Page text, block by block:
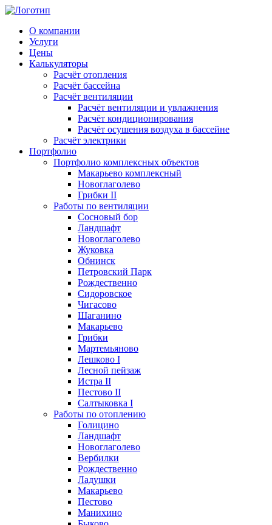
О компании
Услуги
Цены
Калькуляторы
Расчёт отопления
Расчёт бассейна
Расчёт вентиляции
Расчёт вентиляции и увлажнения
Расчёт кондиционирования
Расчёт осушения воздуха в бассейне
Расчёт электрики
Портфолио
Портфолио комплексных объектов
Макарьево комплексный
Новоглаголево
Грибки II
Работы по вентиляции
Сосновый бор
Ландшафт
Новоглаголево
Жуковка
Обнинск
Петровский Парк
Рождественно
Сидоровское
Чигасово
Шаганино
Макарьево
Грибки
Мартемьяново
Лешково I
Лесной пейзаж
Истра II
Пестово II
Салтыковка I
Работы по отоплению
Голицино
Ландшафт
Новоглаголево
Вербилки
Рождественно
Ладушки
Макарьево
Пестово
Манихино